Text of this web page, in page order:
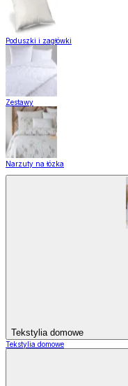
Poduszki i zagłówki
Zestawy
Narzuty na łózka
Tekstylia domowe
Tekstylia domowe